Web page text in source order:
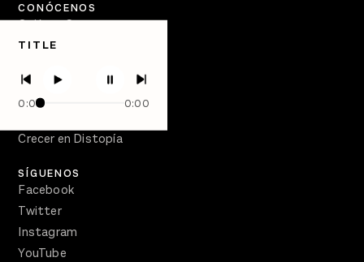
TITLE
0:00 0:00
CONÓCENOS
Quiénes Somos
Directorio
PÓDCASTS
Semanario Gatopardo
Crecer en Distopía
SÍGUENOS
Facebook
Twitter
Instagram
YouTube